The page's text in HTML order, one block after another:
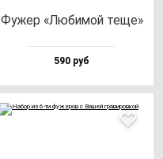
Фужер «Люби­мой те­ще»
590 руб